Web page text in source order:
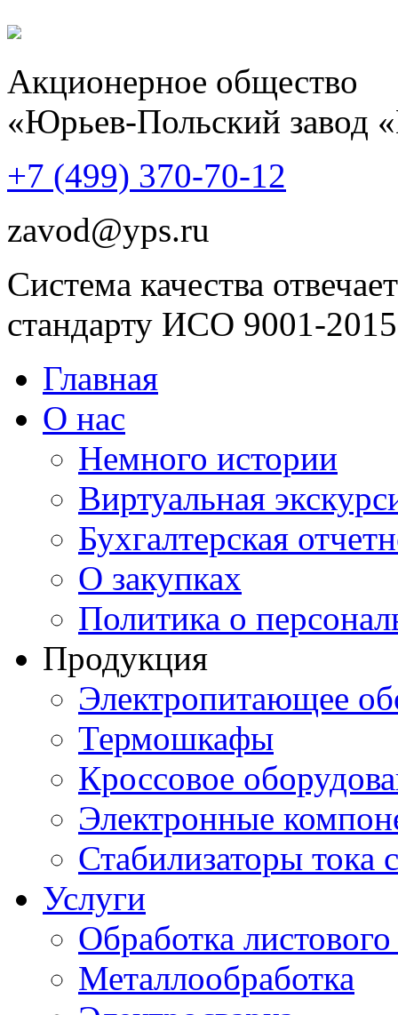
Акционерное общество
«Юрьев-Польский завод
+7 (499) 370-70-12
zavod@yps.ru
Система качества отвечает
стандарту ИСО 9001-2015
Главная
О нас
Немного истории
Виртуальная
Бухгалтерская
О закупках
Политика о
Продукция
Электропитающее
Термошкафы
Кроссовое
Электронные
Стабилизаторы тока
Услуги
Обработка
Металлообработка